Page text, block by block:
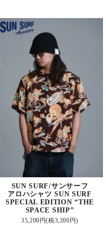
SUN SURF/サンサーフ
アロハシャツ SUN SURF
SPECIAL EDITION “THE
SPACE SHIP”
35,200円(税3,200円)